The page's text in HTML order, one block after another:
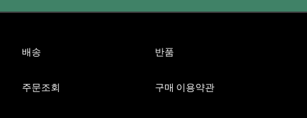
배송 반품
주문조회 구매 이용약관